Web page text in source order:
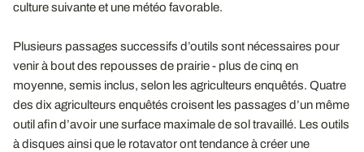
culture suivante et une météo favorable.
Plusieurs passages successifs d’outils sont nécessaires pour
venir à bout des repousses de prairie - plus de cinq en
moyenne, semis inclus, selon les agriculteurs enquêtés. Quatre
des dix agriculteurs enquêtés croisent les passages d’un même
outil afin d’avoir une surface maximale de sol travaillé. Les outils
à disques ainsi que le rotavator ont tendance à créer une